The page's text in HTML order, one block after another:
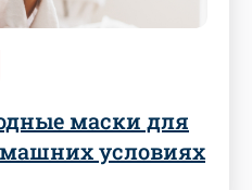
маски для
условиях